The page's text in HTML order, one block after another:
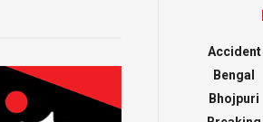
Accident
Bengal
Bhojpuri